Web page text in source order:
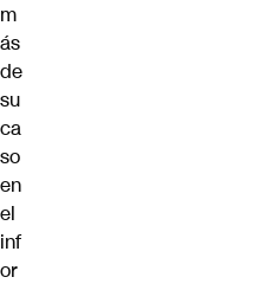
m
ás
de
su
ca
so
en
el
inf
or